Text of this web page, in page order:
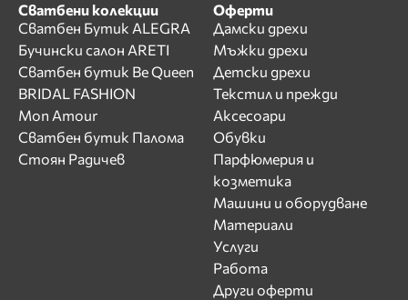
Сватбени колекции
Сватбен Бутик ALEGRA
Бучински салон ARETI
Сватбен бутик Be Queen
BRIDAL FASHION
Mon Amour
Сватбен бутик Палома
Стоян Радичев
Оферти
Дамски дрехи
Мъжки дрехи
Детски дрехи
Текстил и прежди
Аксесоари
Обувки
Парфюмерия и
козметика
Машини и оборудване
Материали
Услуги
Работа
Други оферти